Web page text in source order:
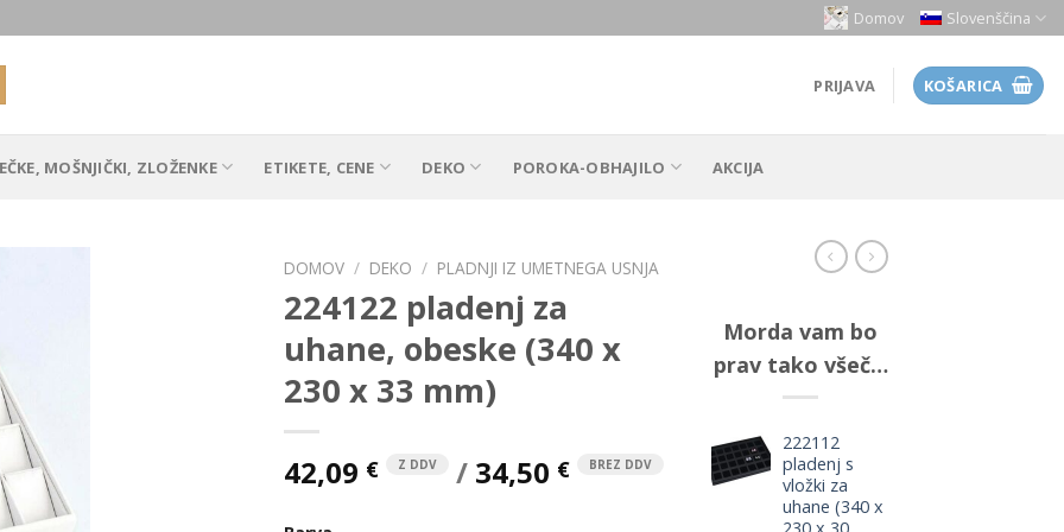
Domov Slovenščina
PRIJAVA KOŠARICA
MOŠNJIČKI, ZLOŽENKE ETIKETE, CENE DEKO POROKA-OBHAJILO AKCIJA
DOMOV / DEKO / PLADNJI IZ UMETNEGA USNJA
224122 pladenj za
uhane, obeske (340 x
230 x 33 mm)
42,09 € Z DDV / 34,50 € BREZ DDV
Morda vam bo
prav tako všeč…
222112
pladenj s
vložki za
uhane (340 x
230 x 30